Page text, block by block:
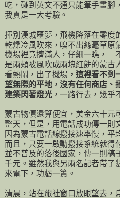
吃，碰到英文不通只能筆手畫腳
我真是一大考驗。
揮別漢城噩夢，飛機降落在零度
乾燥冷風吹來，嗅不出絲毫草原
機場裡竟擠滿人，仔細一瞧，
是兩頰被風吹成兩塊紅餅的蒙古
看熱鬧，出了機場 ，這裡看不到
望無際的平地，沒有任何商店、
建築閃著燈光 ，一路行去，幾乎
蒙古物價還算便宜，美金六十元
整天，但是，用電話成功傳一則
因為蒙古電話線撥接速率慢，平
而且，只要一啟動撥接系統就得
並不普及的落後國家，傳一則稿
千元。雖然我與另兩名記者帶了
來電下，功虧一簣。
清晨，站在旅社窗口放眼望去，